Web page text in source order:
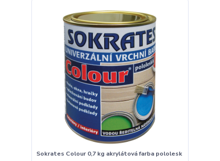
Sokrates Colour 0,7 kg akrylátová farba pololesk